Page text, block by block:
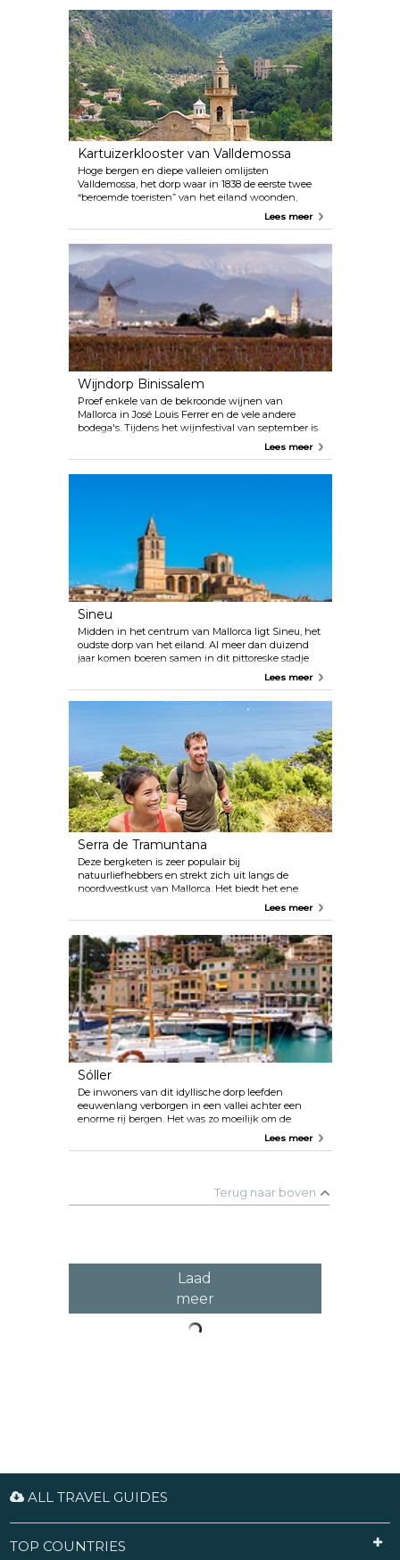
wordt genoemd.
Kartuizerklooster van Valldemossa
Hoge bergen en diepe valleien omlijsten
Valldemossa, het dorp waar in 1838 de eerste twee
“beroemde toeristen” van het eiland woonden,
componist Frederic Chopin en auteur George Sand.
dorp: het kartuizerklooster van Valldemossa. Het is
oorspronkelijk gebouwd als koninklijk paleis in 1309
en later omgebouwd tot een klooster van de
kartuizerorde. Het kartuizerklooster van
Valldemossa is een indrukwekkend complex met
een paleis, een kerk, een oude apotheek, een
kunstcollectie van enkele van de grootste moderne
Spaanse en lokale kunstenaars en de cellen waar
de monniken 400 jaar leefden om rust en vrede te
vinden. Elke cel heeft een eigen uitgang naar het
tuinterras met bloeiende magnolia's en een
prachtig uitzicht over de vallei.
Lees meer
Wijndorp Binissalem
Proef enkele van de bekroonde wijnen van
Mallorca in José Louis Ferrer en de vele andere
bodega's. Tijdens het wijnfestival van september is
Binissalem slechts één lange tafel vol wijn en eten.
Lees meer
Sineu
Midden in het centrum van Mallorca ligt Sineu, het
oudste dorp van het eiland. Al meer dan duizend
jaar komen boeren samen in dit pittoreske stadje
om elke woensdag koeien, stieren, paarden,
verhandelen op de markt.
Lees meer
Serra de Tramuntana
Deze bergketen is zeer populair bij
natuurliefhebbers en strekt zich uit langs de
noordwestkust van Mallorca. Het biedt het ene
adembenemende uitzicht na het andere en de
Lees meer
Sóller
De inwoners van dit idyllische dorp leefden
eeuwenlang verborgen in een vallei achter een
enorme rij bergen. Het was zo moeilijk om de
bergketen te beklimmen dat mensen liever per
boot naar Palma gingen. En als ze toch op een boot
In 1911 werd een tunnel door de bergen gegraven
zodat de inwoners van Soller eindelijk betere
Lees meer
Terug naar boven
Laad
meer
ALL TRAVEL GUIDES
TOP COUNTRIES